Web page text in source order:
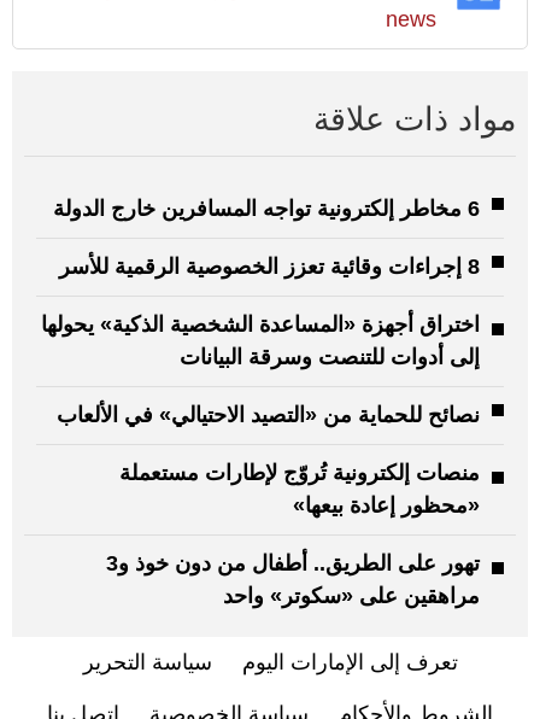
news
مواد ذات علاقة
6 مخاطر إلكترونية تواجه المسافرين خارج الدولة
8 إجراءات وقائية تعزز الخصوصية الرقمية للأسر
اختراق أجهزة «المساعدة الشخصية الذكية» يحولها
إلى أدوات للتنصت وسرقة البيانات
نصائح للحماية من «التصيد الاحتيالي» في الألعاب
منصات إلكترونية تُروّج لإطارات مستعملة
«محظور إعادة بيعها»
تهور على الطريق.. أطفال من دون خوذ و3
مراهقين على «سكوتر» واحد
تعرف إلى الإمارات اليوم سياسة التحرير
الشروط والأحكام سياسة الخصوصية اتصل بنا